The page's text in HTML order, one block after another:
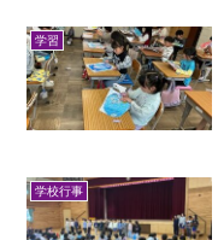
学習
学校行事